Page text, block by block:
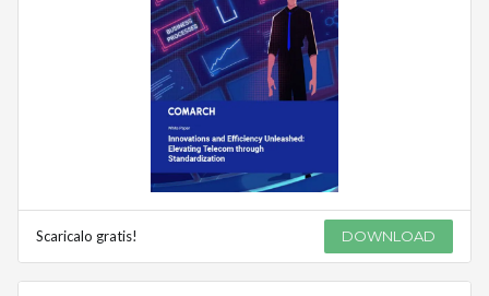
Scaricalo gratis! DOWNLOAD